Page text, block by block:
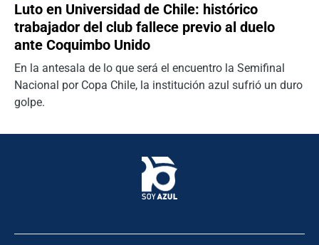
Luto en Universidad de Chile: histórico
trabajador del club fallece previo al duelo
ante Coquimbo Unido
En la antesala de lo que será el encuentro la Semifinal
Nacional por Copa Chile, la institución azul sufrió un duro
golpe.